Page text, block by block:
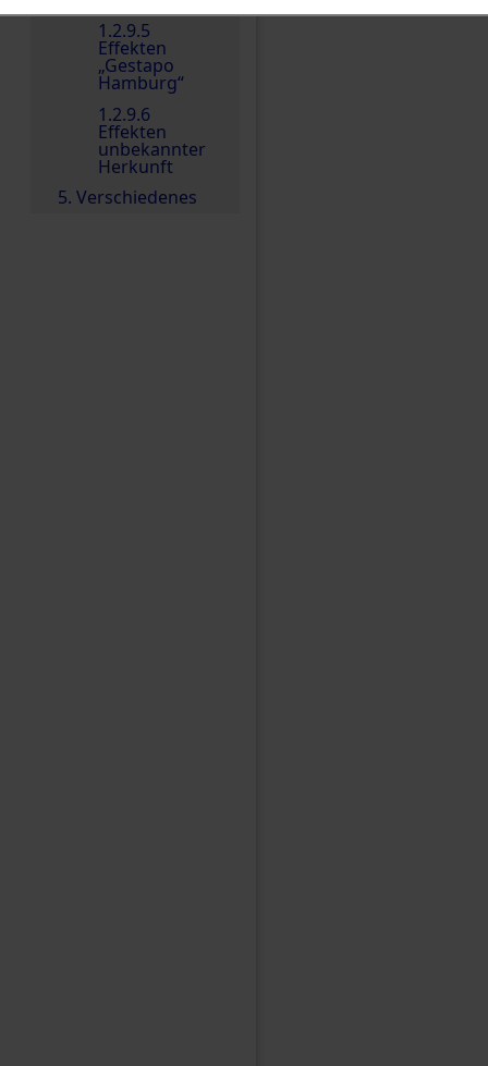
1.2.9.5
Effekten
„Gestapo
Hamburg“
1.2.9.6
Effekten
unbekannter
Herkunft
5. Verschiedenes